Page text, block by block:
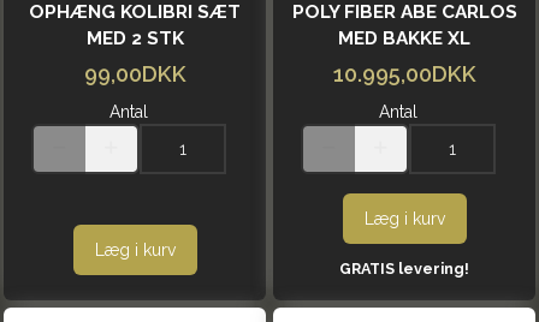
OPHÆNG KOLIBRI SÆT
MED 2 STK
99,00DKK
Antal
Læg i kurv
POLY FIBER ABE CARLOS
MED BAKKE XL
10.995,00DKK
Antal
Læg i kurv
GRATIS levering!